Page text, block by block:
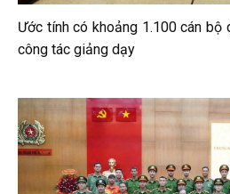
Ước tính có khoảng 1.100 cán bộ
công tác giảng dạy